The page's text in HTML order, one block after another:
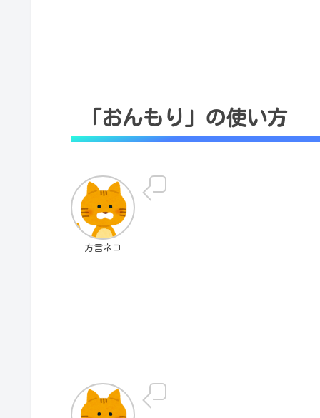
「おんもり」の使い方
方言ネコ